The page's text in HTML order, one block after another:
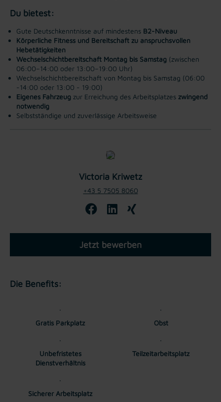
Du bietest:
Gute Deutschkenntnisse auf mindestens B2-Niveau
Körperliche Fitness und Bereitschaft zu anspruchsvollen
Hebetätigkeiten
Wechselschichtbereitschaft Montag bis Samstag (zwischen
06:00–14:00 oder 13:00–19:00 Uhr)
Wechselschichtbereitschaft von Montag bis Samstag (06:00
-14:00 oder 13:00 - 19:00)
Eigenes Fahrzeug zur Erreichung des Arbeitsplatzes zwingend
notwendig
Selbstständige und zuverlässige Arbeitsweise
Victoria Kriwetz
+43 5 7505 8060
Jetzt bewerben
Die Benefits:
Gratis Parkplatz Obst
Unbefristetes
Dienstverhältnis
Teilzeitarbeitsplatz
Sicherer Arbeitsplatz